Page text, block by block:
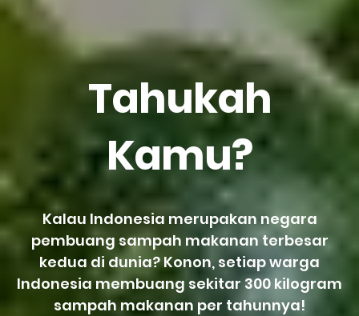
Tahukah
Kamu?
Kalau Indonesia merupakan negara
pembuang sampah makanan terbesar
kedua di dunia? Konon, setiap warga
Indonesia membuang sekitar 300 kilogram
sampah makanan per tahunnya!